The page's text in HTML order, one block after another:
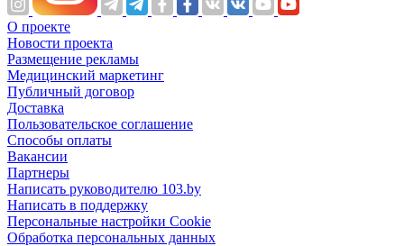
О проекте
Новости проекта
Размещение рекламы
Медицинский маркетинг
Публичный договор
Доставка
Пользовательское соглашение
Способы оплаты
Вакансии
Партнеры
Написать руководителю 103.by
Написать в поддержку
Персональные настройки Cookie
Обработка персональных данных